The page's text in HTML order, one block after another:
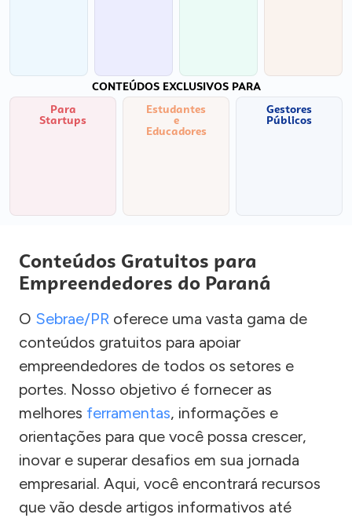
CONTEÚDOS EXCLUSIVOS PARA
Para
Startups
Estudantes
e
Educadores
Gestores
Públicos
Conteúdos Gratuitos para
Empreendedores do Paraná
O Sebrae/PR oferece uma vasta gama de
conteúdos gratuitos para apoiar
empreendedores de todos os setores e
portes. Nosso objetivo é fornecer as
melhores ferramentas, informações e
orientações para que você possa crescer,
inovar e superar desafios em sua jornada
empresarial. Aqui, você encontrará recursos
que vão desde artigos informativos até